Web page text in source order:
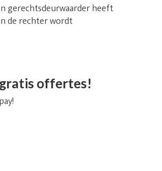
gerechtsdeurwaarder heeft
de rechter wordt
offertes!